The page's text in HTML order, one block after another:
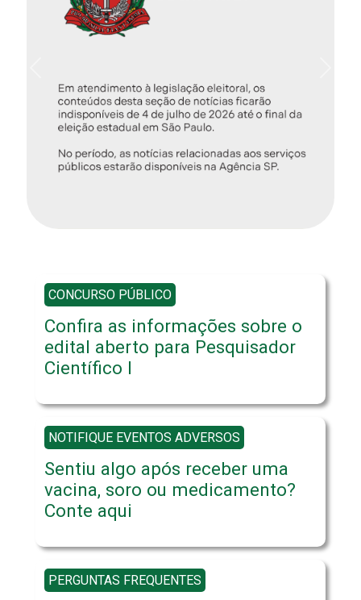
CONCURSO PÚBLICO
Confira as informações sobre o
edital aberto para Pesquisador
Científico I
NOTIFIQUE EVENTOS ADVERSOS
Sentiu algo após receber uma
vacina, soro ou medicamento?
Conte aqui
PERGUNTAS FREQUENTES